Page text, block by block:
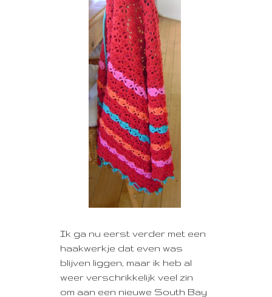
Ik ga nu eerst verder met een
haakwerkje dat even was
blijven liggen, maar ik heb al
weer verschrikkelijk veel zin
om aan een nieuwe South Bay